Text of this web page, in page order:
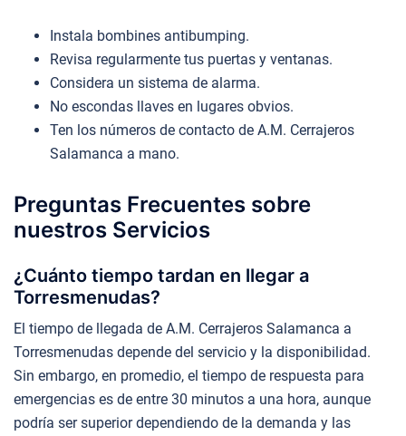
Instala bombines antibumping.
Revisa regularmente tus puertas y ventanas.
Considera un sistema de alarma.
No escondas llaves en lugares obvios.
Ten los números de contacto de A.M. Cerrajeros
Salamanca a mano.
Preguntas Frecuentes sobre
nuestros Servicios
¿Cuánto tiempo tardan en llegar a
Torresmenudas?
El tiempo de llegada de A.M. Cerrajeros Salamanca a
Torresmenudas depende del servicio y la disponibilidad.
Sin embargo, en promedio, el tiempo de respuesta para
emergencias es de entre 30 minutos a una hora, aunque
podría ser superior dependiendo de la demanda y las